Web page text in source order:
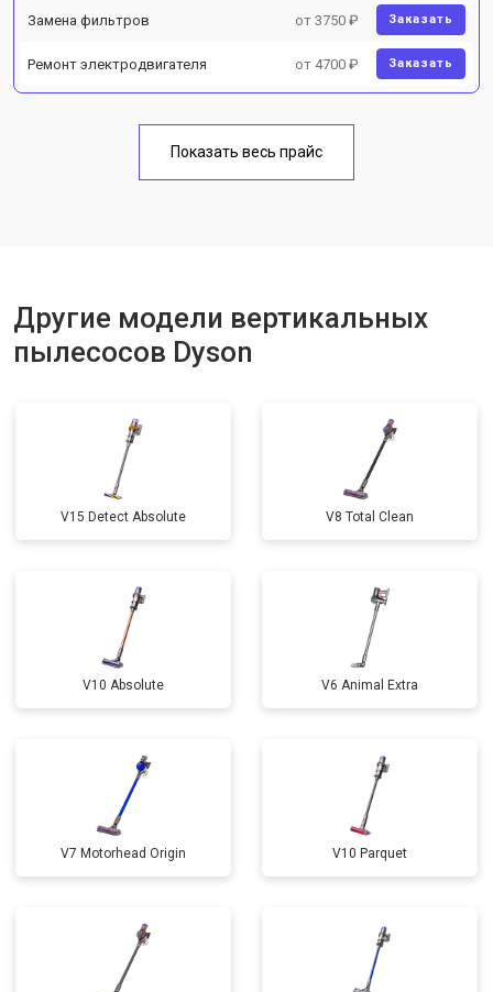
Замена фильтров от 3750 ₽ Заказать
Ремонт электродвигателя от 4700 ₽ Заказать
Показать весь прайс
Другие модели вертикальных
пылесосов Dyson
V15 Detect Absolute V8 Total Clean
V10 Absolute V6 Animal Extra
V7 Motorhead Origin V10 Parquet